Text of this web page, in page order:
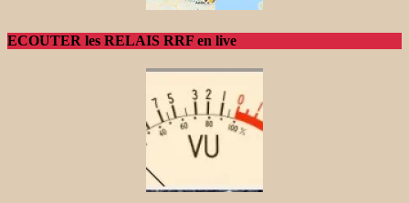
ECOUTER les RELAIS RRF en live